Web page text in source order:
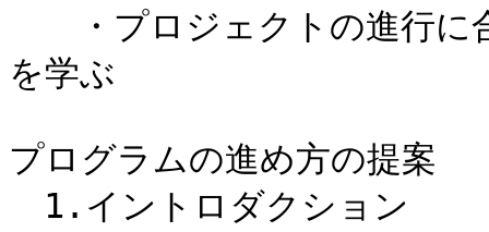
・プロジェクトの進行に
を学ぶ
プログラムの進め方の提案
1.イントロダクション